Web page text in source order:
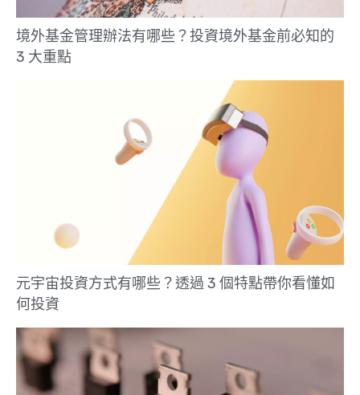
境外基金管理辦法有哪些？投資境外基金前必知的
3 大重點
元宇宙投資方式有哪些？透過 3 個特點帶你看懂如
何投資